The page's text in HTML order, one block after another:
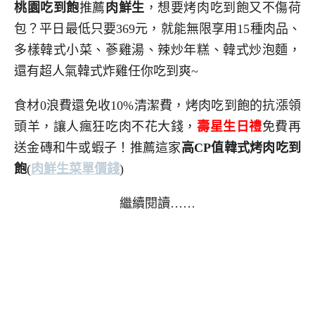
桃園吃到飽推薦 肉鮮生 ，想要烤肉吃到飽又不傷荷
包？平日最低只要369元，就能無限享用15種肉品、
多樣韓式小菜、蔘雞湯、辣炒年糕、韓式炒泡麵，
還有超人氣韓式炸雞任你吃到爽~
食材0浪費還免收10%清潔費，烤肉吃到飽的抗漲領
頭羊，讓人瘋狂吃肉不花大錢， 壽星生日禮免費再
送金磚和牛或蝦子！推薦這家高CP值韓式烤肉吃到
飽( 肉鮮生菜單價錢)
繼續閱讀……